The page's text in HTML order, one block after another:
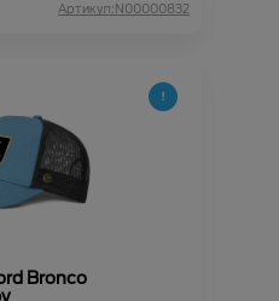
Артикул:N00000832
Bronco